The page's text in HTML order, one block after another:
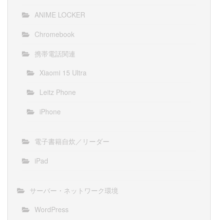
ANIME LOCKER
Chromebook
携帯電話関連
Xiaomi 15 Ultra
Leitz Phone
iPhone
電子書籍自炊／リーダー
iPad
サーバー・ネットワーク環境
WordPress